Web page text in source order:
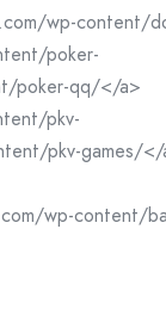
wp-content/
poker-
poker-qq/</a>
pkv-
pkv-games/
wp-content/